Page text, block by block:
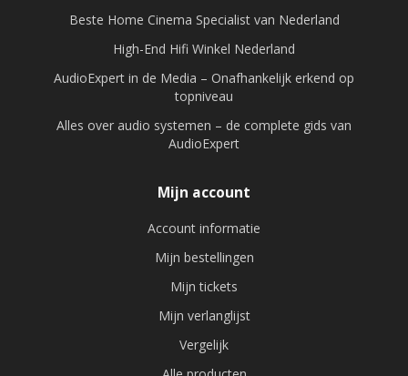
Beste Home Cinema Specialist van Nederland
High-End Hifi Winkel Nederland
AudioExpert in de Media – Onafhankelijk erkend op
topniveau
Alles over audio systemen – de complete gids van
AudioExpert
Mijn account
Account informatie
Mijn bestellingen
Mijn tickets
Mijn verlanglijst
Vergelijk